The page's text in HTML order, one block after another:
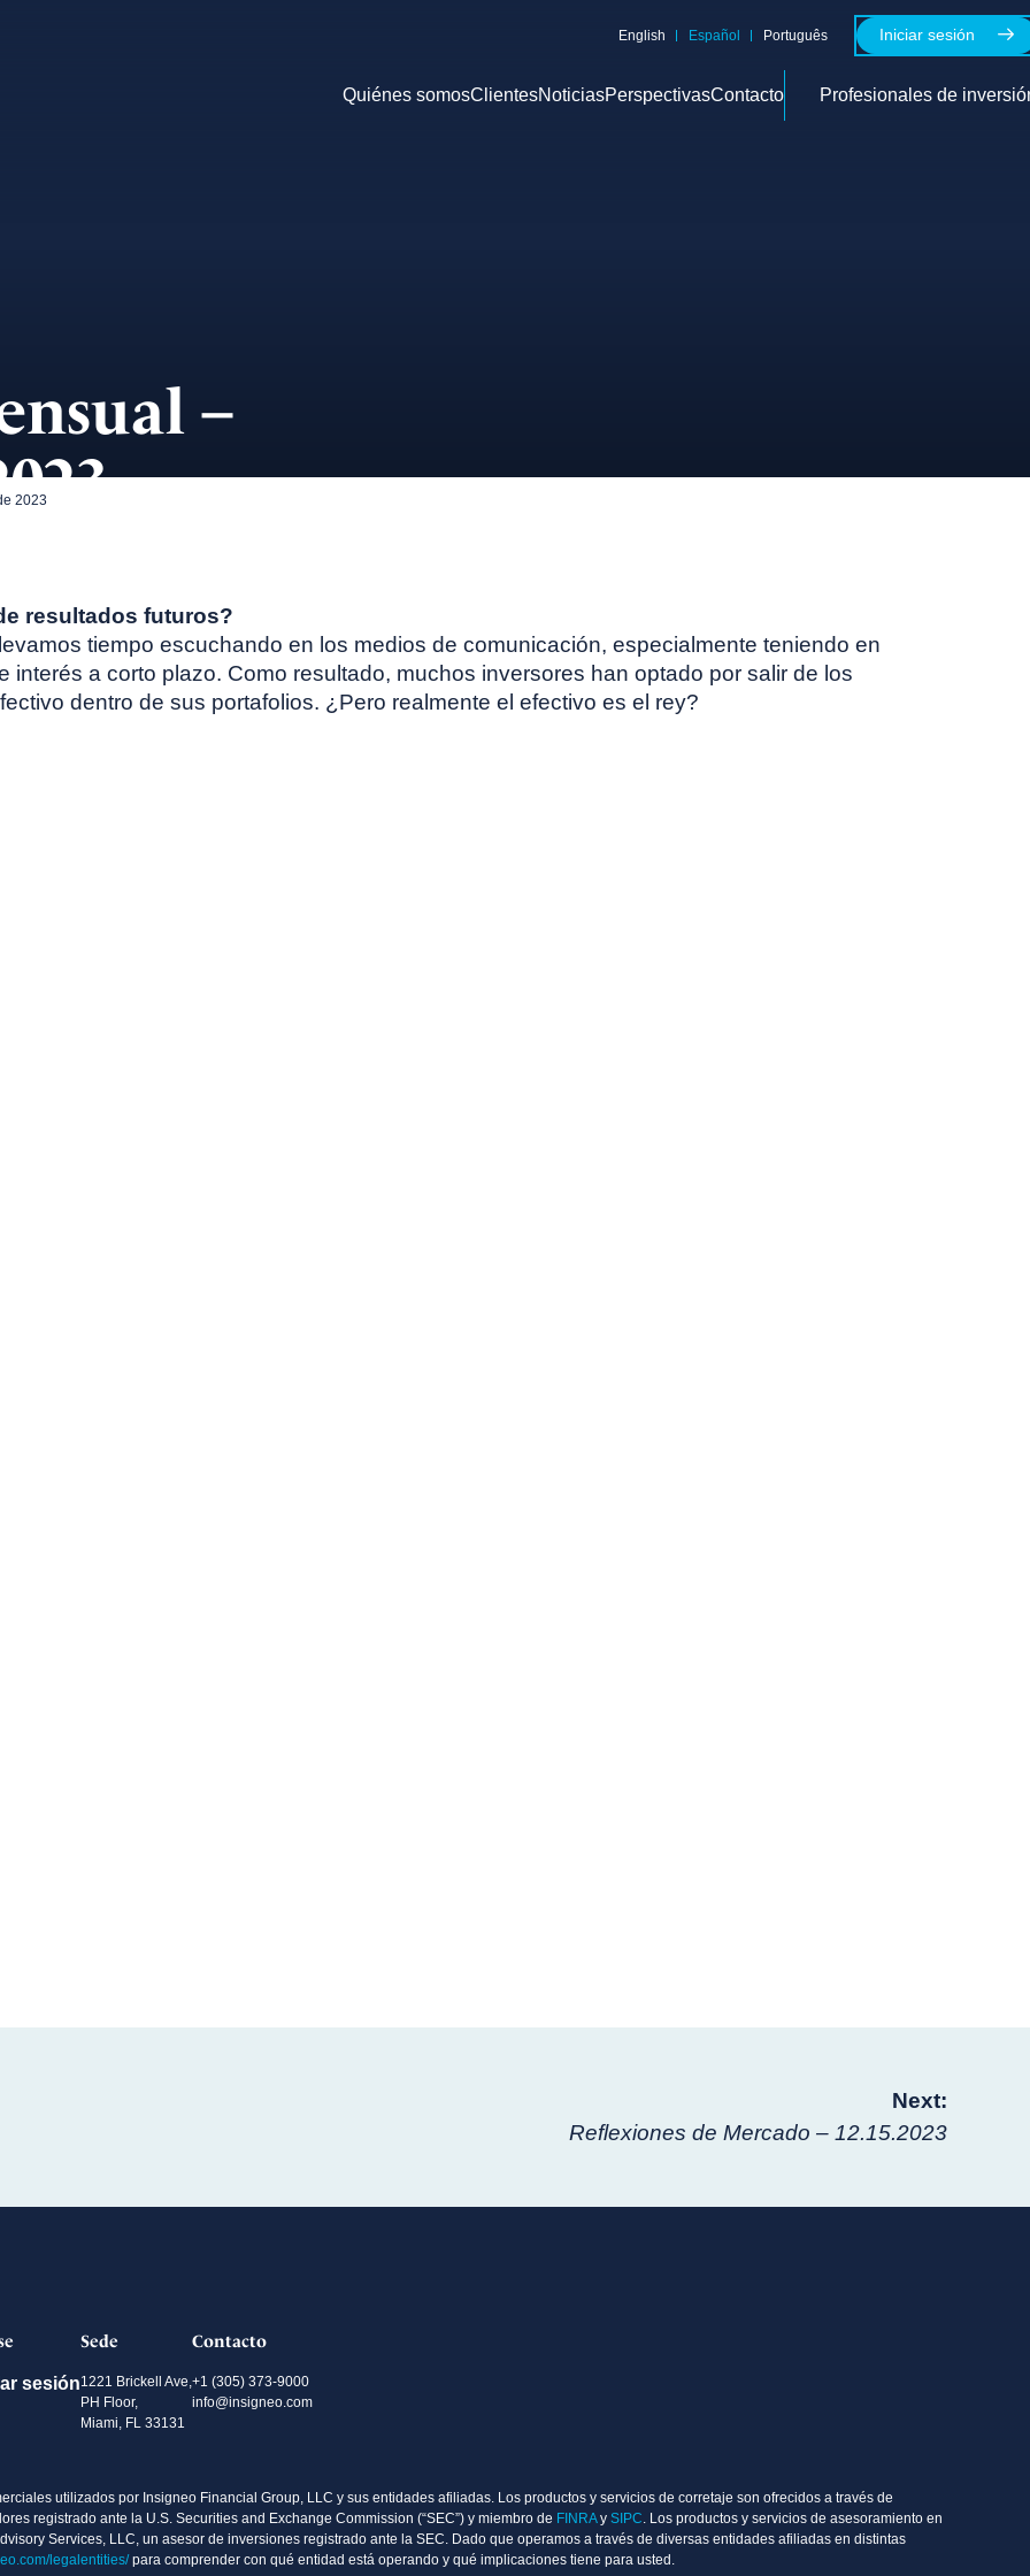
English Español Português Iniciar sesión
Quiénes somosClientesNoticiasPerspectivasContacto Profesionales de
–
2023
resultados futuros?
tiempo escuchando en los medios de comunicación, especialmente teniendo en
interés a corto plazo. Como resultado, muchos inversores han optado por salir de los
dentro de sus portafolios. ¿Pero realmente el efectivo es el rey?
Next:
Reflexiones de Mercado – 12.15.2023
sesión
Sede
1221 Brickell Ave,
PH Floor,
Miami, FL 33131
Contacto
+1 (305) 373-9000
info@insigneo.com
utilizados por Insigneo Financial Group, LLC y sus entidades afiliadas. Los productos y servicios de corretaje son ofrecidos a través de
registrado ante la U.S. Securities and Exchange Commission (“SEC”) y miembro de FINRAy SIPC. Los productos y servicios de asesoramiento en
Services, LLC, un asesor de inversiones registrado ante la SEC. Dado que operamos a través de diversas entidades afiliadas en distintas
legalentities/para comprender con qué entidad está operando y qué implicaciones tiene para usted.